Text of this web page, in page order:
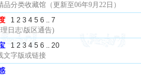
分类收藏馆（更新至06年9月22日）
1 2 3 4 5 6 .. 7
日志\版区通告)
1 2 3 4 5 6 .. 20
文字版或链接